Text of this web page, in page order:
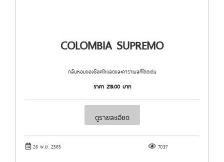
COLOMBIA SUPREMO
กลิ่นหอมของช๊อคโกแลตและคาราเมลที่โดดเด่น
ราคา 219.00บาท
ดูรายละเอียด
26 พ.ย. 2565 7037